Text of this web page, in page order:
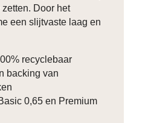
Door het
een slijtvaste laag en
recyclebaar
backing van
0,65 en Premium